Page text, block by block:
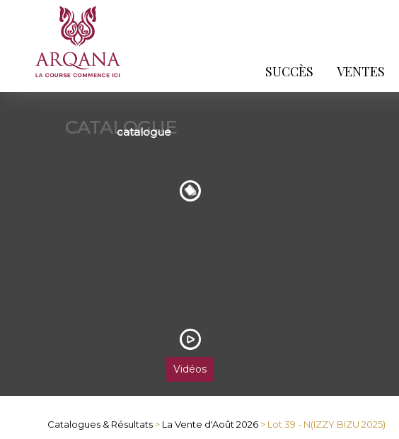
SUCCÈS VENTES
CATALOGUE
catalogue
Vidéos
Catalogues & Résultats > La Vente d'Août 2026 > Lot 39 - N(IZZY BIZU 2025)